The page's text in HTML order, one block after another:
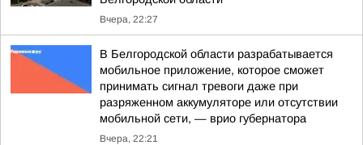
Вчера, 22:27
В Белгородской области разрабатывается
мобильное приложение, которое сможет
принимать сигнал тревоги даже при
разряженном аккумуляторе или отсутствии
мобильной сети, — врио губернатора
Вчера, 22:21